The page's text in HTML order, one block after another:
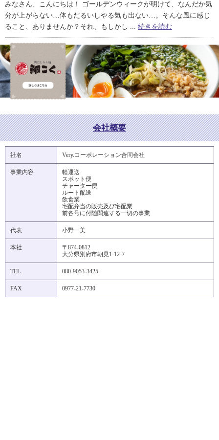
みなさん、こんにちは！ ゴールデンウィークが明けて、なんだか気
分が上がらない…体もだるいしやる気も出ない…。そんな風に感じ
ること、ありませんか？それ、もしかし ... 続きを読む
会社概要
社名 Very.コーポレーション合同会社
事業内容
軽運送
スポット便
チャーター便
ルート配送
飲食業
宅配弁当の販売及び宅配業
前各号に付随関連する一切の事業
代表 小野一美
本社
〒874-0812
大分県別府市朝見1-12-7
TEL 080-9053-3425
FAX 0977-21-7730